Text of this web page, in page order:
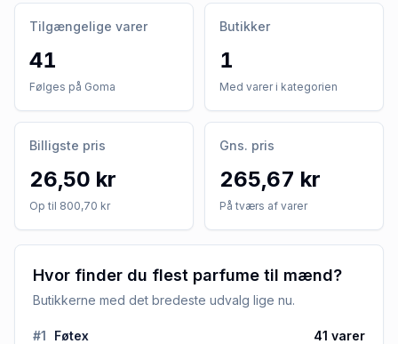
Tilgængelige varer
41
Følges på Goma
Butikker
1
Med varer i kategorien
Billigste pris
26,50 kr
Op til 800,70 kr
Gns. pris
265,67 kr
På tværs af varer
Hvor finder du flest parfume til mænd?
Butikkerne med det bredeste udvalg lige nu.
#1 Føtex 41 varer